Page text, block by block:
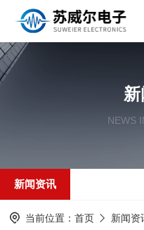
NEWS
新闻资讯
当前位置： 首页 新闻资